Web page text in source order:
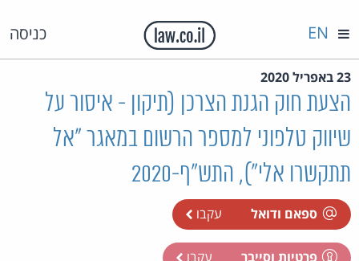
כניסה EN
23 באפריל 2020
הצעת חוק הגנת הצרכן (תיקון - איסור על
שיווק טלפוני למספר הרשום במאגר "אל
תתקשרו אלי"), התש"ף-2020
ספאם ודואל עקבו
פרטיות וסייבר עקבו